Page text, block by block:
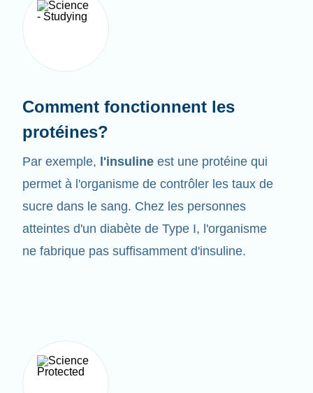
Comment fonctionnent les
protéines?
Par exemple, l'insuline est une protéine qui
permet à l'organisme de contrôler les taux de
sucre dans le sang. Chez les personnes
atteintes d'un diabète de Type I, l'organisme
ne fabrique pas suffisamment d'insuline.